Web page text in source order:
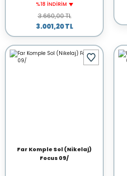
%18 İNDİRİM
3.660,00 TL
3.001,20 TL
Far Komple Sol (Nikelaj)
Focus 09/